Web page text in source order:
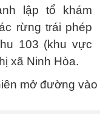
lập tổ khám
rừng trái phép
103 (khu vực
xã Ninh Hòa.